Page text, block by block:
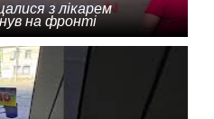
з лікарем
на фронті